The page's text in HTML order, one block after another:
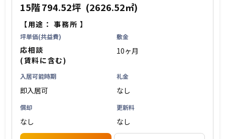
15階794.52坪 (2626.52㎡)
【用途：事務所 】
坪単価(共益費)
応相談
(賃料に含む)
敷金
10ヶ月
入居可能時期
即入居可
礼金
なし
償却
なし
更新料
なし